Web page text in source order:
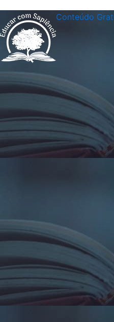
Conteúdo